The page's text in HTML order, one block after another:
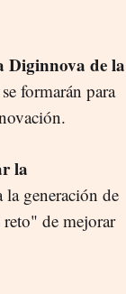
Diginnova de la
formarán para
la
la generación de
de mejorar